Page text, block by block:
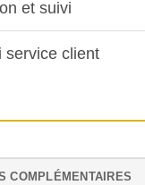
et suivi
client
COMPLÉMENTAIRES